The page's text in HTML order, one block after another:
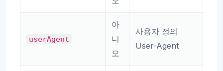
userAgent
아
니
오
사용자 정의
User-Agent